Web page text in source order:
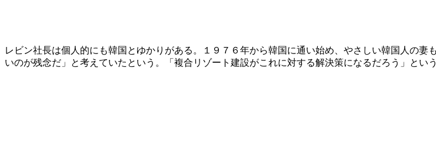
レビン社長は個人的にも韓国とゆかりがある。１９７６年から韓国に通い始め、やさしい韓国人の
いのが残念だ」と考えていたという。「複合リゾート建設がこれに対する解決策になるだろう」とい